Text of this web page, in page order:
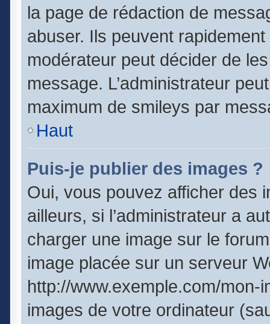
la page de rédaction de
abuser. Ils peuvent
modérateur peut décider de
message. L’administrateur
maximum de smileys par
Haut
Puis-je publier des images ?
Oui, vous pouvez afficher des
ailleurs, si l’administrateur a
charger une image sur le
image placée sur un serveur
http://www.exemple.com/
images de votre ordinateur